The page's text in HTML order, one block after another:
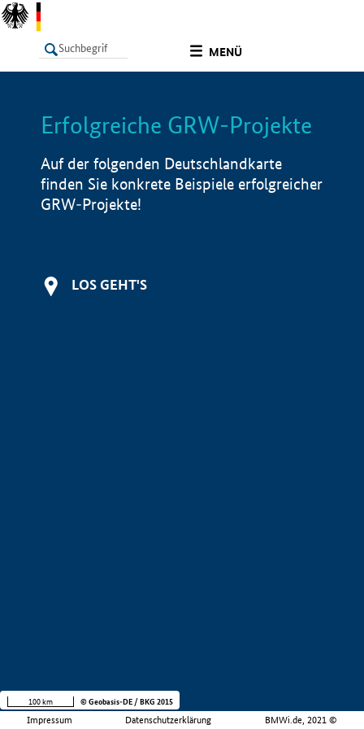
MENÜ
LISTE Info
Erfolgreiche GRW-Projekte
Auf der folgenden Deutschlandkarte
finden Sie konkrete Beispiele erfolgreicher
GRW-Projekte!
LOS GEHT'S
Impressum Datenschutzerklärung BMWi.de, 2021 ©
100 km © Geobasis-DE / BKG 2015